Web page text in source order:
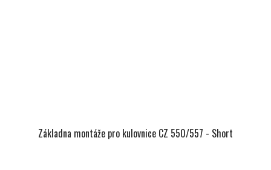
Základna montáže pro kulovnice CZ 550/557 - Short